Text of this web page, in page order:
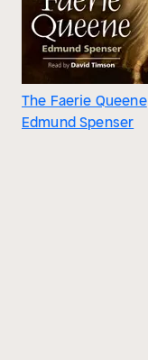
The Faerie Queene
Edmund Spenser